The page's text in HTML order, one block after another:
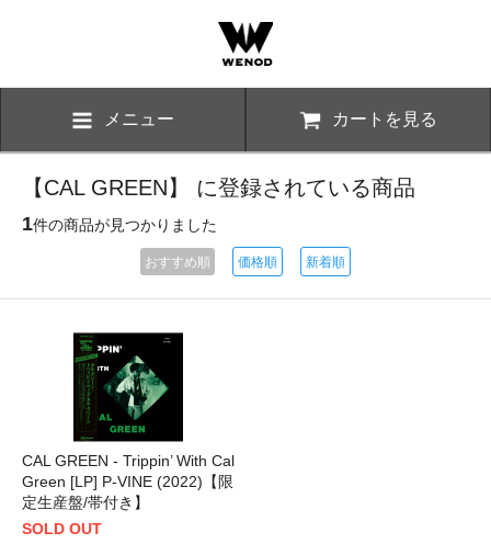
メニュー カートを見る
【CAL GREEN】 に登録されている商品
1件の商品が見つかりました
おすすめ順 価格順 新着順
CAL GREEN - Trippin’ With Cal
Green [LP] P-VINE (2022)【限
定生産盤/帯付き】
SOLD OUT